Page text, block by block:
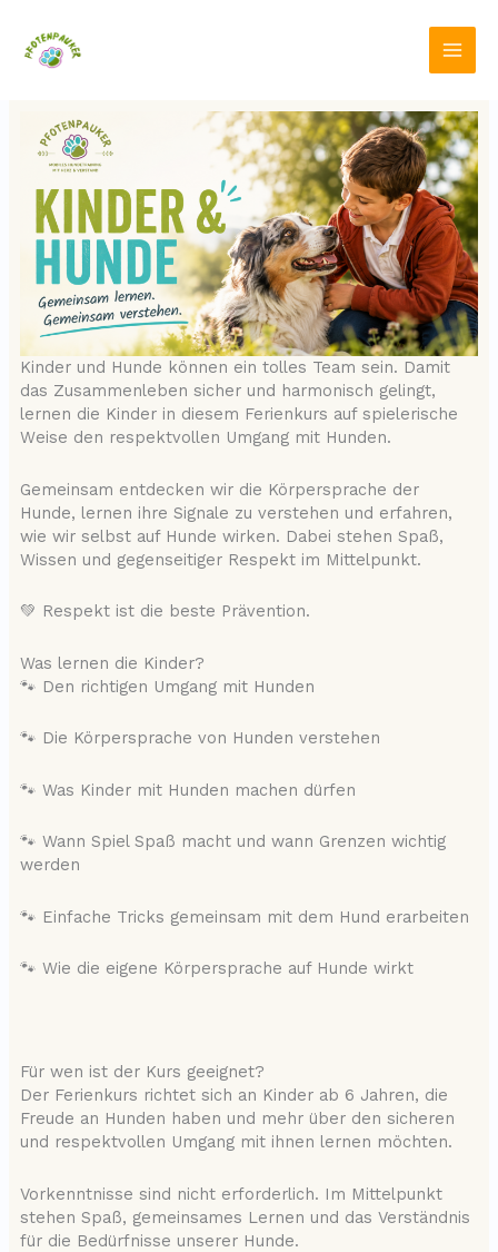
Inhalt
springen
Kinder und Hunde können ein tolles Team sein. Damit
das Zusammenleben sicher und harmonisch gelingt,
lernen die Kinder in diesem Ferienkurs auf spielerische
Weise den respektvollen Umgang mit Hunden.
Gemeinsam entdecken wir die Körpersprache der
Hunde, lernen ihre Signale zu verstehen und erfahren,
wie wir selbst auf Hunde wirken. Dabei stehen Spaß,
Wissen und gegenseitiger Respekt im Mittelpunkt.
💚 Respekt ist die beste Prävention.
Was lernen die Kinder?
🐾 Den richtigen Umgang mit Hunden
🐾 Die Körpersprache von Hunden verstehen
🐾 Was Kinder mit Hunden machen dürfen
🐾 Wann Spiel Spaß macht und wann Grenzen wichtig
werden
🐾 Einfache Tricks gemeinsam mit dem Hund erarbeiten
🐾 Wie die eigene Körpersprache auf Hunde wirkt
Für wen ist der Kurs geeignet?
Der Ferienkurs richtet sich an Kinder ab 6 Jahren, die
Freude an Hunden haben und mehr über den sicheren
und respektvollen Umgang mit ihnen lernen möchten.
Vorkenntnisse sind nicht erforderlich. Im Mittelpunkt
stehen Spaß, gemeinsames Lernen und das Verständnis
für die Bedürfnisse unserer Hunde.